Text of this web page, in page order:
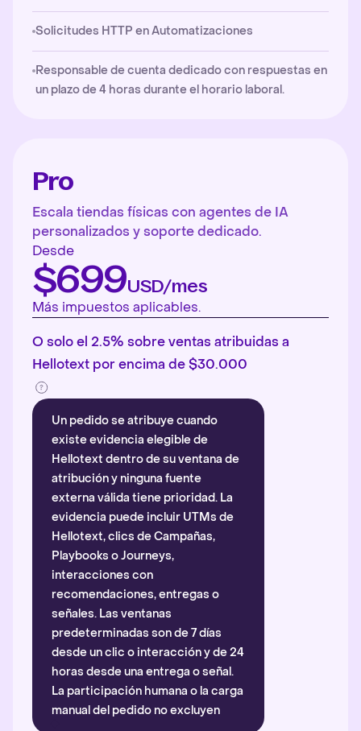
Solicitudes HTTP en Automatizaciones
Responsable de cuenta dedicado con respuestas en
un plazo de 4 horas durante el horario laboral.
Pro
Escala tiendas físicas con agentes de IA
personalizados y soporte dedicado.
Desde
$699USD/mes
Más impuestos aplicables.
O solo el 2.5% sobre ventas atribuidas a
Hellotext por encima de $30.000
Un pedido se atribuye cuando
existe evidencia elegible de
Hellotext dentro de su ventana de
atribución y ninguna fuente
externa válida tiene prioridad. La
evidencia puede incluir UTMs de
Hellotext, clics de Campañas,
Playbooks o Journeys,
interacciones con
recomendaciones, entregas o
señales. Las ventanas
predeterminadas son de 7 días
desde un clic o interacción y de 24
horas desde una entrega o señal.
La participación humana o la carga
manual del pedido no excluyen